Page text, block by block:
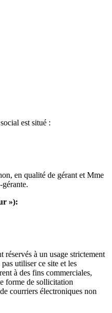
est situé :
en qualité de gérant et Mme
»):
réservés à un usage strictement
utiliser ce site et les
à des fins commerciales,
forme de sollicitation
courriers électroniques non